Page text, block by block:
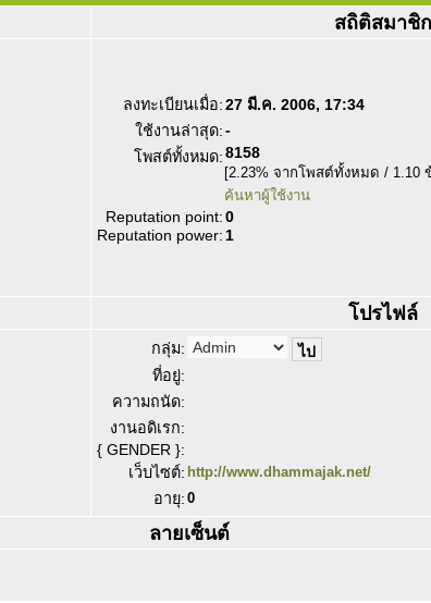
สถิติสมาชิก
ลงทะเบียนเมื่อ:27 มี.ค. 2006, 17:34
ใช้งานล่าสุด:-
โพสต์ทั้งหมด:8158
[2.23% จากโพสต์ทั้งหมด / 1.10
ค้นหาผู้ใช้งาน
Reputation point:0
Reputation power: 1
โปรไฟล์
กลุ่ม:
ที่อยู่:
ความถนัด:
งานอดิเรก:
{ GENDER }:
เว็บไซต์: http://www.dhammajak.net/
อายุ: 0
ลายเซ็นต์